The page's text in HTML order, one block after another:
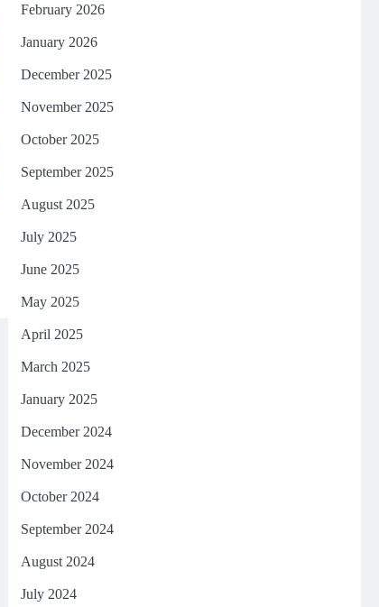
February 2026
January 2026
December 2025
November 2025
October 2025
September 2025
August 2025
July 2025
June 2025
May 2025
April 2025
March 2025
January 2025
December 2024
November 2024
October 2024
September 2024
August 2024
July 2024